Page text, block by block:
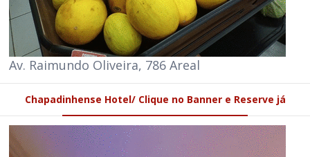
Av. Raimundo Oliveira, 786 Areal
Chapadinhense Hotel/ Clique no Banner e Reserve já